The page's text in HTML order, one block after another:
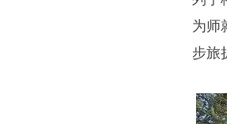
为师
步旅